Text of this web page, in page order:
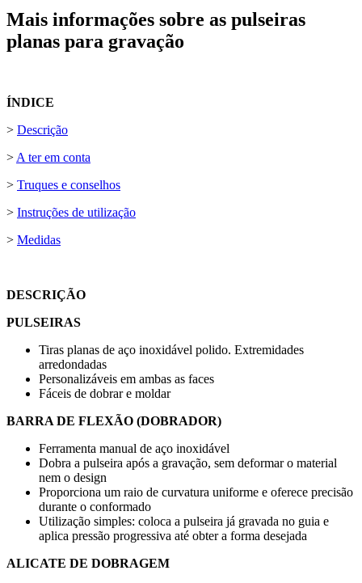
Mais informações sobre as pulseiras
planas para gravação
ÍNDICE
> Descrição
>A ter em conta
> Truques e conselhos
> Instruções de utilização
> Medidas
DESCRIÇÃO
PULSEIRAS
Tiras planas de aço inoxidável polido. Extremidades
arredondadas
Personalizáveis em ambas as faces
Fáceis de dobrar e moldar
BARRA DE FLEXÃO (DOBRADOR)
Ferramenta manual de aço inoxidável
Dobra a pulseira após a gravação, sem deformar o material
nem o design
Proporciona um raio de curvatura uniforme e oferece precisão
durante o conformado
Utilização simples: coloca a pulseira já gravada no guia e
aplica pressão progressiva até obter a forma desejada
ALICATE DE DOBRAGEM